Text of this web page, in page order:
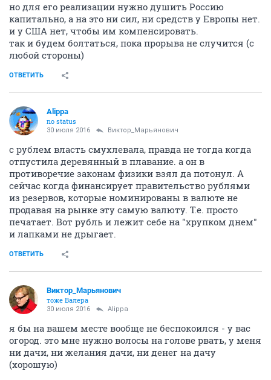
но для его реализации нужно душить Россию
капитально, а на это ни сил, ни средств у Европы нет.
и у США нет, чтобы им компенсировать.
так и будем болтаться, пока прорыва не случится (с
любой стороны)
ОТВЕТИТЬ
Alippa
no status
30 июля 2016 Виктор_Марьянович
с рублем власть смухлевала, правда не тогда когда
отпустила деревянный в плавание. а он в
противоречие законам физики взял да потонул. А
сейчас когда финансирует правительство рублями
из резервов, которые номинированы в валюте не
продавая на рынке эту самую валюту. Т.е. просто
печатает. Вот рубль и лежит себе на "хрупком днем"
и лапками не дрыгает.
ОТВЕТИТЬ
Виктор_Марьянович
тоже Валера
30 июля 2016 Alippa
я бы на вашем месте вообще не беспокоился - у вас
огород. это мне нужно волосы на голове рвать, у меня
ни дачи, ни желания дачи, ни денег на дачу
(хорошую)